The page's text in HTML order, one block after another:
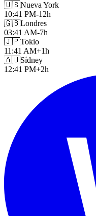
🇺🇸Nueva York
10:41 PM-12h
🇬🇧Londres
03:41 AM-7h
🇯🇵Tokio
11:41 AM+1h
🇦🇺Sídney
12:41 PM+2h